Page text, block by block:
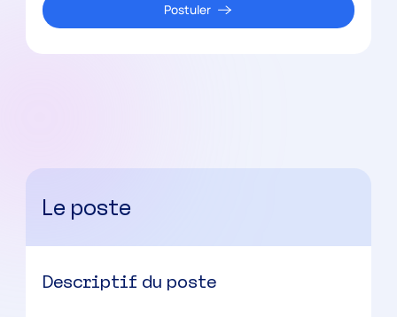
Postuler
Le poste
Descriptif du poste